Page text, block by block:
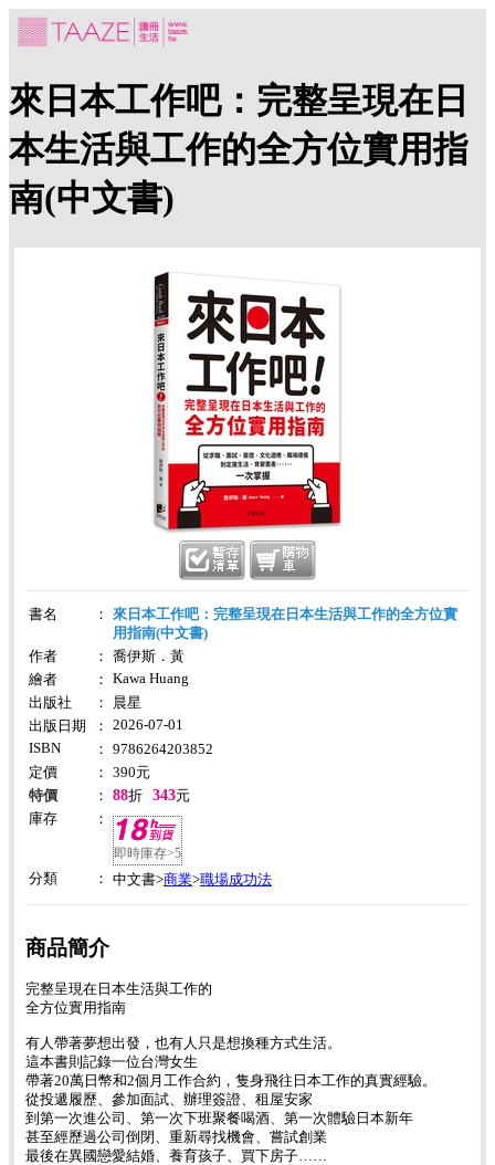
來日本工作吧：完整呈現在日
本生活與工作的全方位實用指
南(中文書)
書名 ：
來日本工作吧：完整呈現在日本生活與工作的全方位實
用指南(中文書)
作者
：
喬伊斯．黃
繪者
：
Kawa Huang
出版社
：
晨星
出版日期
：
2026-07-01
ISBN
：
9786264203852
定價
： 390元
特價
： 88折 343元
庫存
：
即時庫存>5
分類
： 中文書>商業>職場成功法
商品簡介
完整呈現在日本生活與工作的
全方位實用指南
有人帶著夢想出發，也有人只是想換種方式生活。
這本書則記錄一位台灣女生
帶著20萬日幣和2個月工作合約，隻身飛往日本工作的真實經驗。
從投遞履歷、參加面試、辦理簽證、租屋安家
到第一次進公司、第一次下班聚餐喝酒、第一次體驗日本新年
甚至經歷過公司倒閉、重新尋找機會、嘗試創業
最後在異國戀愛結婚、養育孩子、買下房子……